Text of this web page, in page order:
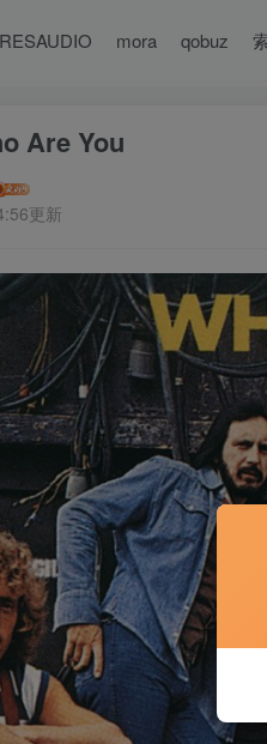
mora qobuz
Are You
更新